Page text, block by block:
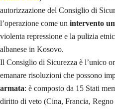
autorizzazione del Consiglio di
l’operazione come un intervento
violenta repressione e la pulizia
albanese in Kosovo.
Il Consiglio di Sicurezza è l’unico
emanare risoluzioni che possono
armata: è composto da 15 Stati
diritto di veto (Cina, Francia,